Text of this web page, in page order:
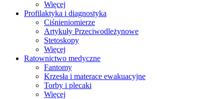
Więcej
Profilaktyka i diagnostyka
Ciśnieniomierze
Artykuły Przeciwodleżynowe
Stetoskopy
Więcej
Ratownictwo medyczne
Fantomy
Krzesła i materace ewakuacyjne
Torby i plecaki
Więcej